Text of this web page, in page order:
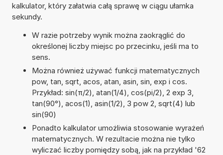
kalkulator, który załatwia całą sprawę w ciągu ułamka
sekundy.
W razie potrzeby wynik można zaokrąglić do
określonej liczby miejsc po przecinku, jeśli ma to
sens.
Można również używać funkcji matematycznych
pow, tan, sqrt, acos, atan, asin, sin, exp i cos.
Przykład: sin(π/2), atan(1/4), cos(pi/2), 2 exp 3,
tan(90°), acos(1), asin(1/2), 3 pow 2, sqrt(4) lub
sin(90)
Ponadto kalkulator umożliwia stosowanie wyrażeń
matematycznych. W rezultacie można nie tylko
wyliczać liczby pomiędzy sobą, jak na przykład '62